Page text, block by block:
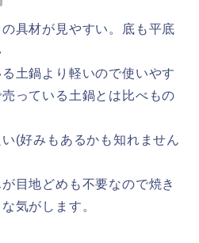
具材が見やすい。底も平底
土鍋より軽いので使いやす
っている土鍋とは比べもの
(好みもあるかも知れません
目地どめも不要なので焼き
気がします。